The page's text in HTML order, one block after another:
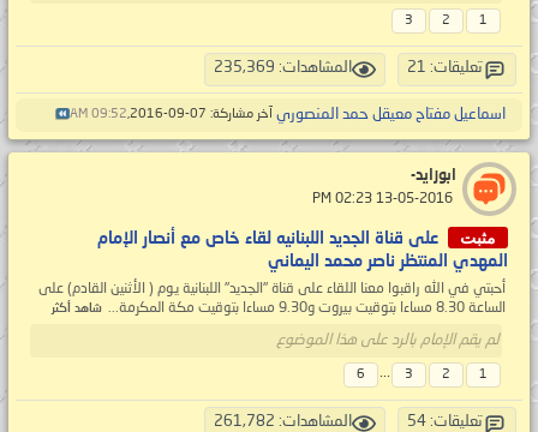
1
2
3
تعليقات: 21 المشاهدات: 235,369
اسماعيل مفتاح معيقل حمد المنصوري آخر مشاركة: 07-09-2016, 09:52 AM
ابوزايد-
مثبت
على قناة الجديد اللبنانيه لقاء خاص مع أنصار الإمام
المهدي المنتظر ناصر محمد اليماني
أحبتي في الله راقبوا معنا اللقاء على قناة "الجديد" اللبنانية يوم ( الأثنين القادم) على
الساعة 8.30 مساءا بتوقيت بيروت و9.30 مساءا بتوقيت مكة المكرمة...
شاهد أكثر
لم يقم الإمام بالرد على هذا الموضوع
1
2
3
...
6
تعليقات: 54 المشاهدات: 261,782